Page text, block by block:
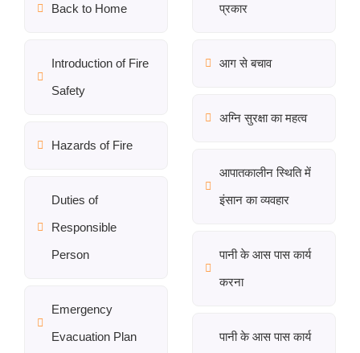
Back to Home
Introduction of Fire
Safety
Hazards of Fire
Duties of
Responsible
Person
Emergency
Evacuation Plan
प्रकार
आग से बचाव
अग्नि सुरक्षा का महत्व
आपातकालीन स्थिति में
इंसान का व्यवहार
पानी के आस पास कार्य
करना
पानी के आस पास कार्य